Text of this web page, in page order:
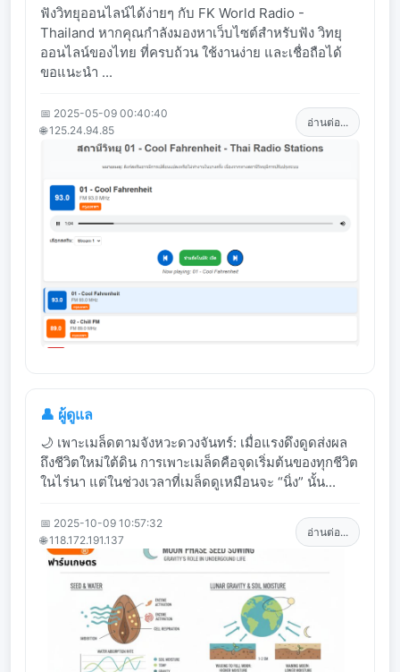
ฟังวิทยุออนไลน์ได้ง่ายๆ กับ FK World Radio -
Thailand หากคุณกำลังมองหาเว็บไซต์สำหรับฟัง วิทยุ
ออนไลน์ของไทย ที่ครบถ้วน ใช้งานง่าย และเชื่อถือได้
ขอแนะนำ ...
📅 2025-05-09 00:40:40
🌐 125.24.94.85
อ่านต่อ...
👤 ผู้ดูแล
🌙 เพาะเมล็ดตามจังหวะดวงจันทร์: เมื่อแรงดึงดูดส่งผล
ถึงชีวิตใหม่ใต้ดิน การเพาะเมล็ดคือจุดเริ่มต้นของทุกชีวิต
ในไร่นา แต่ในช่วงเวลาที่เมล็ดดูเหมือนจะ “นิ่ง” นั้น...
📅 2025-10-09 10:57:32
🌐 118.172.191.137
อ่านต่อ...